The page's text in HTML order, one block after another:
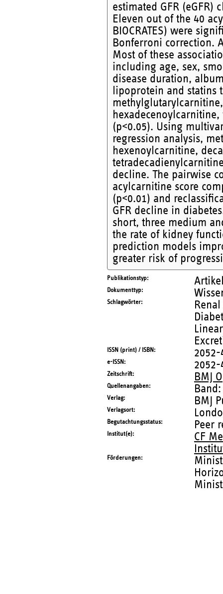
estimated GFR
Eleven out of the 40
BIOCRATES) were
Bonferroni correction.
Most of these
including age, sex,
disease duration,
lipoprotein and statins
hexadecenoylcarnitine,
(p<0.05). Using
regression analysis,
hexenoylcarnitine,
decline. The pairwise
acylcarnitine score
(p<0.01) and
GFR decline in
short, three medium
the rate of kidney
prediction models
greater risk of
Publikationstyp
Dokumenttyp
Schlagwörter
ISSN (print) / ISBN 2052-
e-ISSN 2052-
Zeitschrift BMJ
Quellenangaben
Verlag BMJ
Verlagsort
Begutachtungsstatus Peer
Institut(e)
CF
Förderungen